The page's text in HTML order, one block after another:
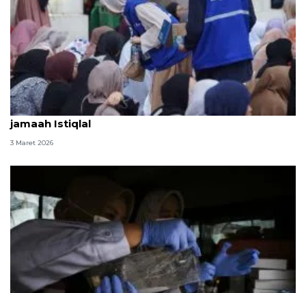
AQUA bagikan 100 ribu air mineral dan takjil untuk
jamaah Istiqlal
3 Maret 2026